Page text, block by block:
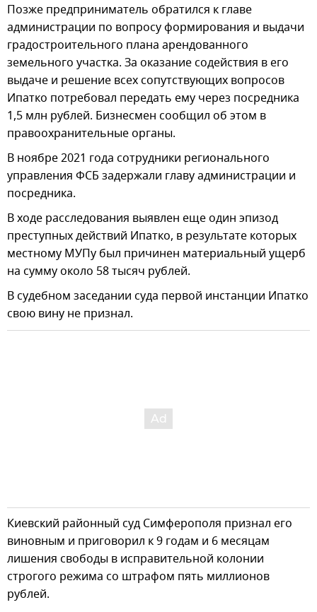
Позже предприниматель обратился к главе
администрации по вопросу формирования и выдачи
градостроительного плана арендованного
земельного участка. За оказание содействия в его
выдаче и решение всех сопутствующих вопросов
Ипатко потребовал передать ему через посредника
1,5 млн рублей. Бизнесмен сообщил об этом в
правоохранительные органы.
В ноябре 2021 года сотрудники регионального
управления ФСБ задержали главу администрации и
посредника.
В ходе расследования выявлен еще один эпизод
преступных действий Ипатко, в результате которых
местному МУПу был причинен материальный ущерб
на сумму около 58 тысяч рублей.
В судебном заседании суда первой инстанции Ипатко
свою вину не признал.
Киевский районный суд Симферополя признал его
виновным и приговорил к 9 годам и 6 месяцам
лишения свободы в исправительной колонии
строгого режима со штрафом пять миллионов
рублей.